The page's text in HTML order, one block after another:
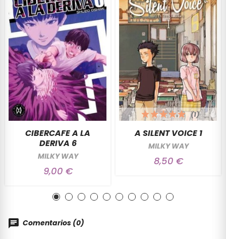
CIBERCAFE A LA
DERIVA 6
MILKY WAY
9,00 €
A SILENT VOICE 1
MILKY WAY
(1)
8,50 €
Comentarios (0)